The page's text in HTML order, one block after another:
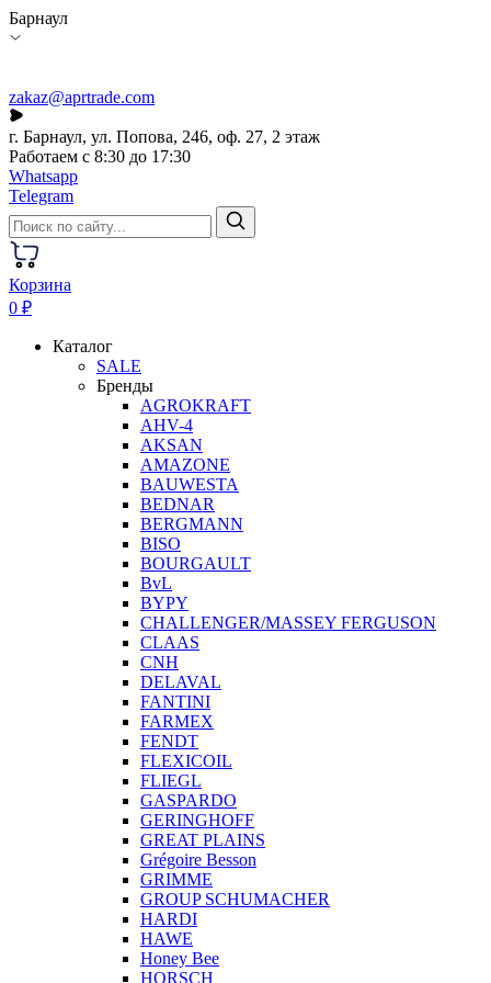
Барнаул
zakaz@aprtrade.com
г. Барнаул, ул. Попова, 246, оф. 27, 2 этаж
Работаем с 8:30 до 17:30
Whatsapp
Telegram
Корзина
0 ₽
Каталог
SALE
Бренды
AGROKRAFT
AHV-4
AKSAN
AMAZONE
BAUWESTA
BEDNAR
BERGMANN
BISO
BOURGAULT
BvL
BYPY
CHALLENGER/MASSEY FERGUSON
CLAAS
CNH
DELAVAL
FANTINI
FARMEX
FENDT
FLEXICOIL
FLIEGL
GASPARDO
GERINGHOFF
GREAT PLAINS
Grégoire Besson
GRIMME
GROUP SCHUMACHER
HARDI
HAWE
Honey Bee
HORSCH